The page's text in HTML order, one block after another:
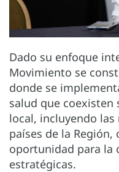
Dado su enfoque
Movimiento se
donde se
salud que coexisten
local, incluyendo
países de la
oportunidad para la
estratégicas.